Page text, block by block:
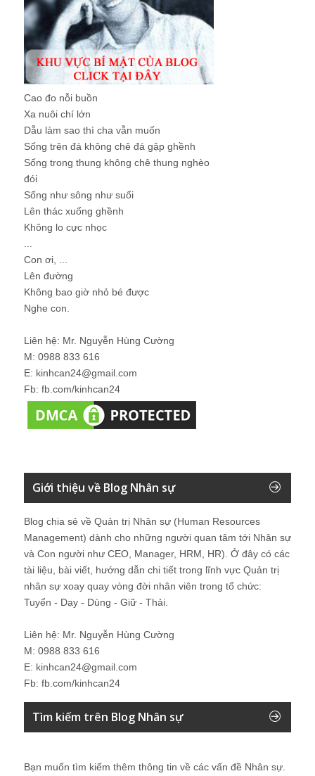
Cao đo nỗi buồn
Xa nuôi chí lớn
Dẫu làm sao thì cha vẫn muốn
Sống trên đá không chê đá gập ghềnh
Sống trong thung không chê thung nghèo
đói
Sống như sông như suối
Lên thác xuống ghềnh
Không lo cực nhọc
Con ơi, ...
Lên đường
Không bao giờ nhỏ bé được
Nghe con.
Liên hệ: Mr. Nguyễn Hùng Cường
M: 0988 833 616
E: kinhcan24@gmail.com
Fb: fb.com/kinhcan24
Giới thiệu về Blog Nhân sự
Blog chia sẻ về Quản trị Nhân sự (Human Resources
Management) dành cho những người quan tâm tới Nhân sự
và Con người như CEO, Manager, HRM, HR). Ở đây có các
tài liệu, bài viết, hướng dẫn chi tiết trong lĩnh vực Quản trị
nhân sự xoay quay vòng đời nhân viên trong tổ chức:
Tuyển - Dạy - Dùng - Giữ - Thải.
Liên hệ: Mr. Nguyễn Hùng Cường
M: 0988 833 616
E: kinhcan24@gmail.com
Fb: fb.com/kinhcan24
Tìm kiếm trên Blog Nhân sự
Bạn muốn tìm kiếm thêm thông tin về các vấn đề Nhân sự